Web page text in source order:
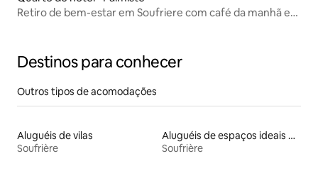
Retiro de bem-estar em Soufriere com café da manhã e
Destinos para conhecer
Outros tipos de acomodações
Aluguéis de vilas
Soufrière
Aluguéis de espaços ideais para famílias
Soufrière